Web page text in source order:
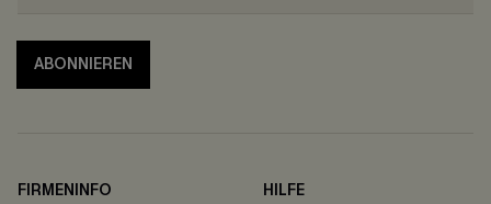
ABONNIEREN
FIRMENINFO
HILFE